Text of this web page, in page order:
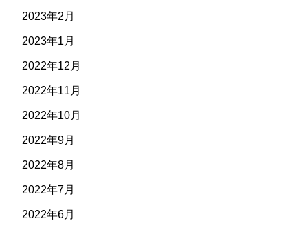
2023年2月
2023年1月
2022年12月
2022年11月
2022年10月
2022年9月
2022年8月
2022年7月
2022年6月